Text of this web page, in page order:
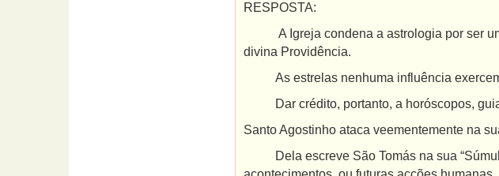
RESPOSTA:
A Igreja condena a astrologia por ser
divina Providência.
As estrelas nenhuma influência exercem
Dar crédito, portanto, a horóscopos,
Santo Agostinho ataca veementemente na
Dela escreve São Tomás na sua